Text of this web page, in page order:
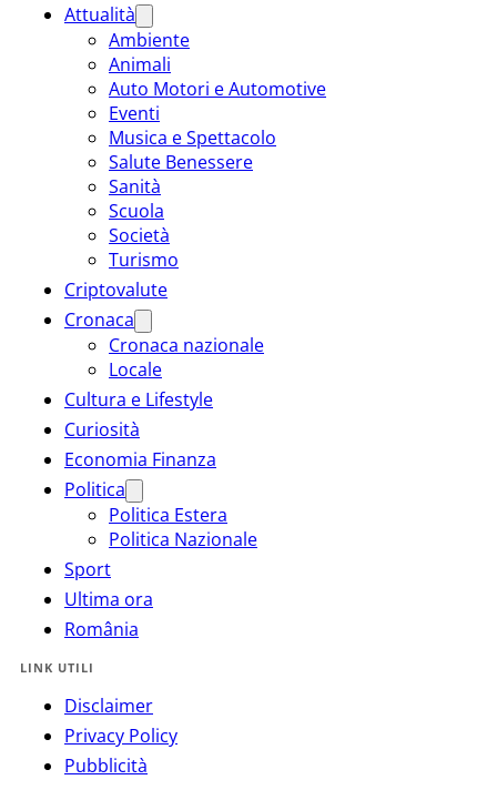
Attualità
Ambiente
Animali
Auto Motori e Automotive
Eventi
Musica e Spettacolo
Salute Benessere
Sanità
Scuola
Società
Turismo
Criptovalute
Cronaca
Cronaca nazionale
Locale
Cultura e Lifestyle
Curiosità
Economia Finanza
Politica
Politica Estera
Politica Nazionale
Sport
Ultima ora
România
LINK UTILI
Disclaimer
Privacy Policy
Pubblicità